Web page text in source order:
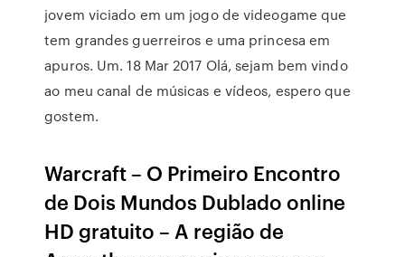
jovem viciado em um jogo de videogame que
tem grandes guerreiros e uma princesa em
apuros. Um. 18 Mar 2017 Olá, sejam bem vindo
ao meu canal de músicas e vídeos, espero que
gostem.
Warcraft – O Primeiro Encontro
de Dois Mundos Dublado online
HD gratuito – A região de